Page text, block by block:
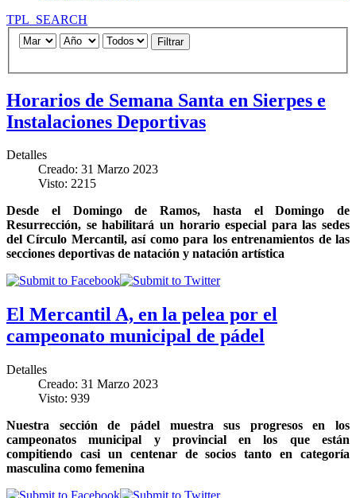
TPL_SEARCH
Filtrar
Horarios de Semana Santa en Sierpes e
Instalaciones Deportivas
Detalles
Creado: 31 Marzo 2023
Visto: 2215
Desde el Domingo de Ramos, hasta el Domingo de
Resurrección, se habilitará un horario especial para las sedes
del Círculo Mercantil, así como para los entrenamientos de las
secciones deportivas de natación y natación artística
El Mercantil A, en la pelea por el
campeonato municipal de pádel
Detalles
Creado: 31 Marzo 2023
Visto: 939
Nuestra sección de pádel muestra sus progresos en los
campeonatos municipal y provincial en los que están
compitiendo casi un centenar de socios tanto en categoría
masculina como femenina